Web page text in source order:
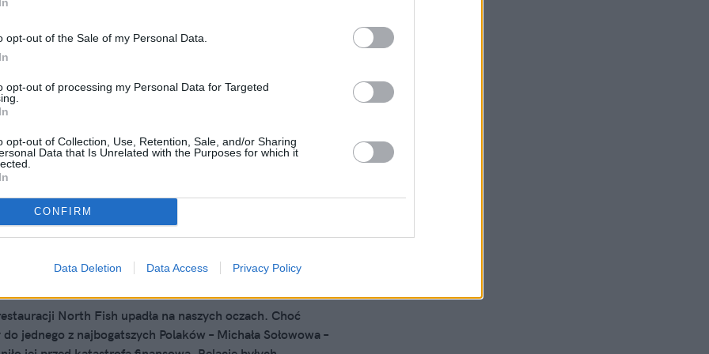
opt-out of the Sale of my Personal Data.
opt-out of processing my Personal Data for Targeted
opt-out of Collection, Use, Retention, Sale, and/or Sharing
Data that Is Unrelated with the Purposes for which it
CONFIRM
Data Deletion Data Access Privacy Policy
11:03
na cenę jagodzianek u Gessler.
straciłam na nie ochotę
trwa w pełni. Słynne drożdżówki pojawiły się też
"Słodki słony" u Magdy Gessler. Spojrzałam na ich cenę i
ochotę. Tak drogo jeszcze nie było.
17:54
miał najbogatszego Polaka za
Pracownicy na pensje czekają do
North Fish upadła na naszych oczach. Choć
jednego z najbogatszych Polaków – Michała Sołowowa –